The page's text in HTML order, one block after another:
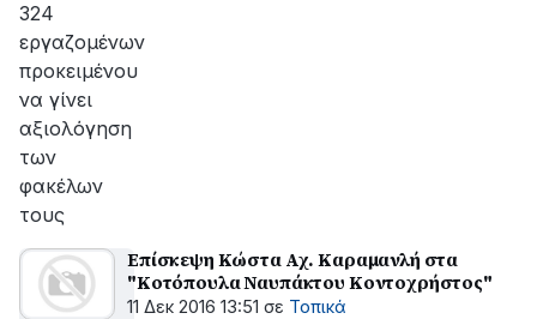
324
εργαζομένων
προκειμένου
να γίνει
αξιολόγηση
των
φακέλων
τους
Επίσκεψη Κώστα Αχ. Καραμανλή στα
"Κοτόπουλα Ναυπάκτου Κοντοχρήστος"
11 Δεκ 2016 13:51 σε Τοπικά